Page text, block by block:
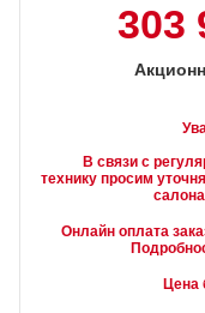
303
технику просим
Онлайн оплата
Цена